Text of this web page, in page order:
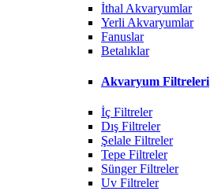
İthal Akvaryumlar
Yerli Akvaryumlar
Fanuslar
Betalıklar
Akvaryum Filtreleri
İç Filtreler
Dış Filtreler
Şelale Filtreler
Tepe Filtreler
Sünger Filtreler
Uv Filtreler